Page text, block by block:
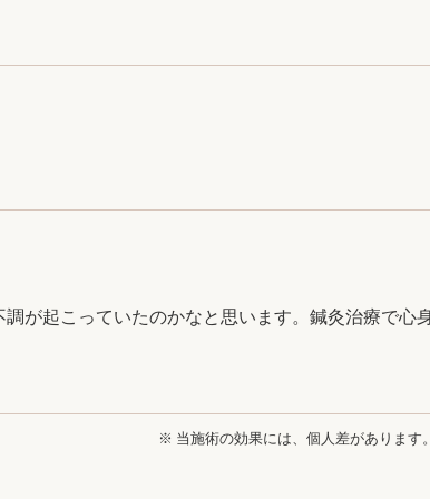
が起こっていたのかなと思います。鍼灸治療で心
※ 当施術の効果には、個人差があります。